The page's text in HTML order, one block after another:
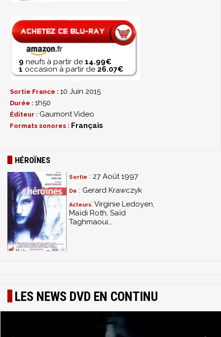
9 neufs à partir de 14.99€
1 occasion à partir de 26.07€
Sortie France : 10 Juin 2015
Durée : 1h50
Éditeur : Gaumont Video
Formats sonores : Français
HÉROÏNES
Sortie : 27 Août 1997
De : Gerard Krawczyk
Acteurs: Virginie Ledoyen,
Maïdi Roth, Saïd
Taghmaoui...
LES NEWS DVD EN CONTINU